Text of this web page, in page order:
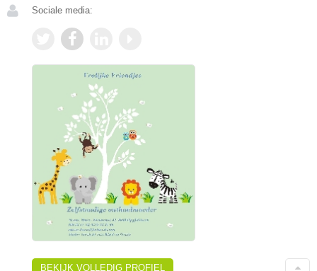
Sociale media:
BEKIJK VOLLEDIG PROFIEL